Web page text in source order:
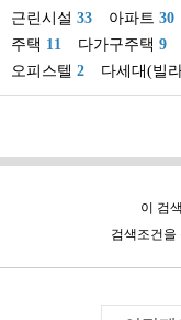
근린시설 33 아파트 30
주택 11 다가구주택 9
오피스텔 2 다세대(빌
이 검
검색조건을